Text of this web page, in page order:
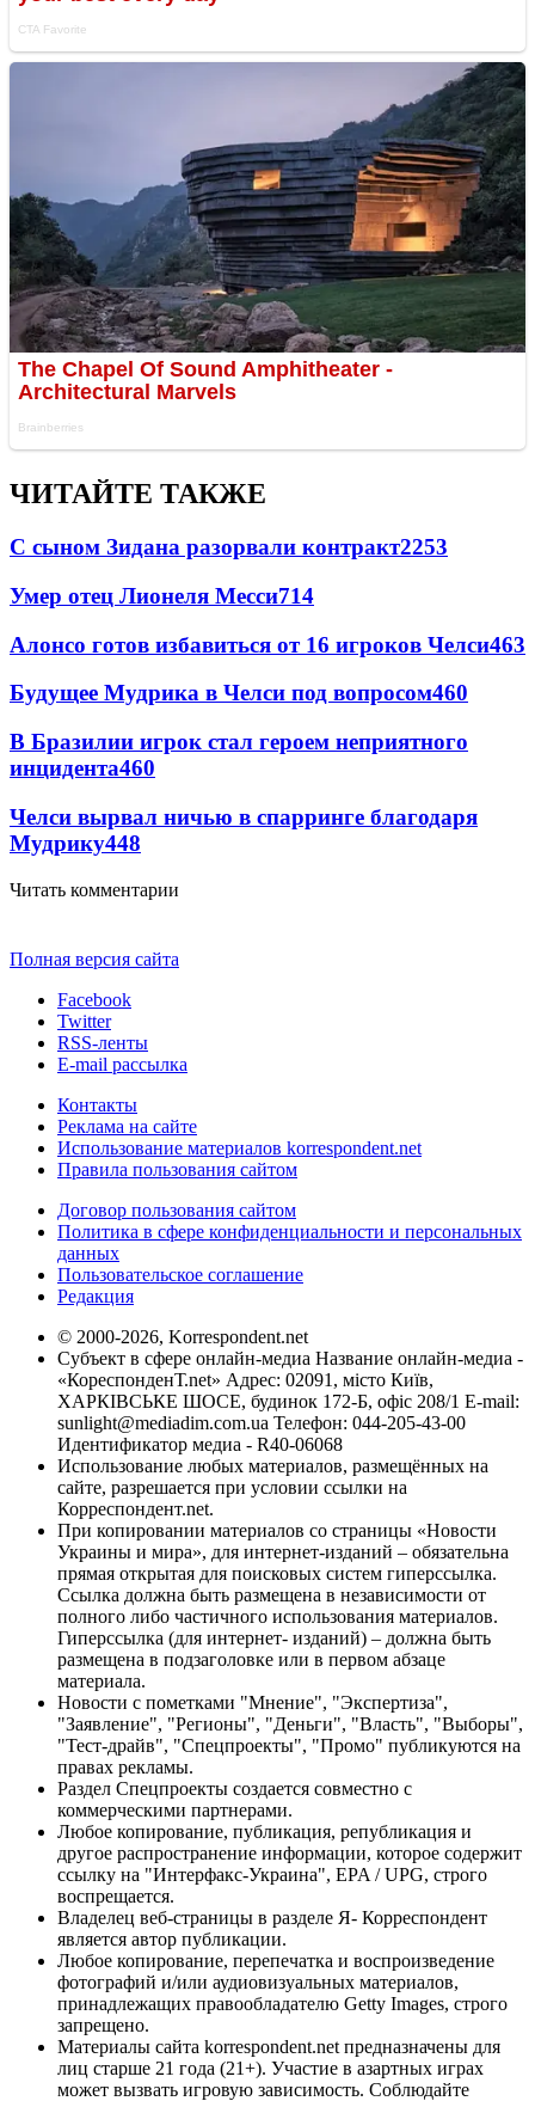
ЧИТАЙТЕ ТАКЖЕ
С сыном Зидана разорвали контракт2253
Умер отец Лионеля Месси714
Алонсо готов избавиться от 16 игроков Челси463
Будущее Мудрика в Челси под вопросом460
В Бразилии игрок стал героем неприятного
инцидента460
Челси вырвал ничью в спарринге благодаря
Мудрику448
Читать комментарии
Полная версия сайта
Facebook
Twitter
RSS-ленты
E-mail рассылка
Контакты
Реклама на сайте
Использование материалов korrespondent.net
Правила пользования сайтом
Договор пользования сайтом
Политика в сфере конфиденциальности и персональных
данных
Пользовательское соглашение
Редакция
© 2000-2026, Korrespondent.net
Субъект в сфере онлайн-медиа Название онлайн-медиа -
«КореспонденТ.net» Адрес: 02091, місто Київ,
ХАРКІВСЬКЕ ШОСЕ, будинок 172-Б, офіс 208/1 E-mail:
sunlight@mediadim.com.ua Телефон: 044-205-43-00
Идентификатор медиа - R40-06068
Использование любых материалов, размещённых на
сайте, разрешается при условии ссылки на
Корреспондент.net.
При копировании материалов со страницы «Новости
Украины и мира», для интернет-изданий – обязательна
прямая открытая для поисковых систем гиперссылка.
Ссылка должна быть размещена в независимости от
полного либо частичного использования материалов.
Гиперссылка (для интернет- изданий) – должна быть
размещена в подзаголовке или в первом абзаце
материала.
Новости с пометками "Мнение", "Экспертиза",
"Заявление", "Регионы", "Деньги", "Власть", "Выборы",
"Тест-драйв", "Спецпроекты", "Промо" публикуются на
правах рекламы.
Раздел Спецпроекты создается совместно с
коммерческими партнерами.
Любое копирование, публикация, републикация и
другое распространение информации, которое содержит
ссылку на "Интерфакс-Украина", EPA / UPG, строго
воспрещается.
Владелец веб-страницы в разделе Я- Корреспондент
является автор публикации.
Любое копирование, перепечатка и воспроизведение
фотографий и/или аудиовизуальных материалов,
принадлежащих правообладателю Getty Images, строго
запрещено.
Материалы сайта korrespondent.net предназначены для
лиц старше 21 года (21+). Участие в азартных играх
может вызвать игровую зависимость. Соблюдайте